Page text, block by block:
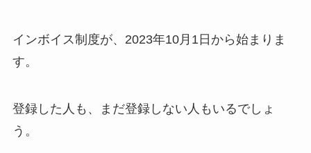
インボイス制度が、2023年10月1日から始まりま
す。
登録した人も、まだ登録しない人もいるでしょ
う。